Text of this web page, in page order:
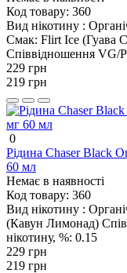
Код товару: 360
Вид нікотину :
Смак: Flirt Ice (Гуава
Співвідношення VG/
229 грн
219 грн
0
Рідина Chaser Black
60 мл
Немає в наявності
Код товару: 360
Вид нікотину :
(Кавун Лимонад)
нікотину, %: 0.15
229 грн
219 грн